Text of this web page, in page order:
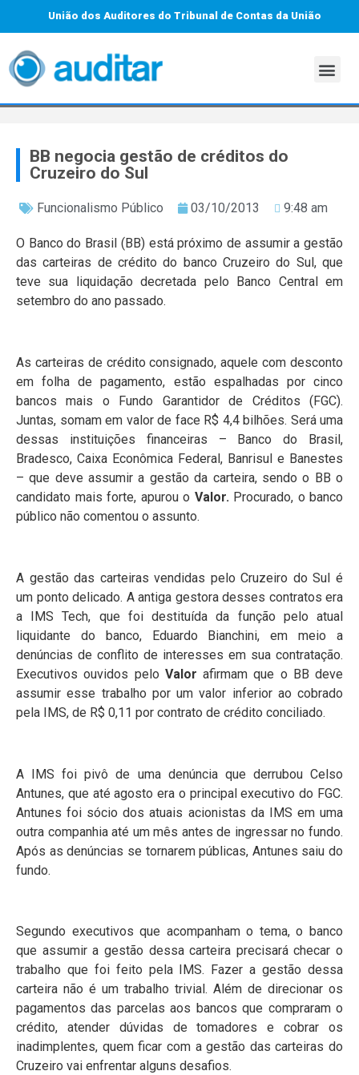
União dos Auditores do Tribunal de Contas da União
BB negocia gestão de créditos do
Cruzeiro do Sul
Funcionalismo Público 03/10/2013 9:48 am
O Banco do Brasil (BB) está próximo de assumir a gestão
das carteiras de crédito do banco Cruzeiro do Sul, que
teve sua liquidação decretada pelo Banco Central em
setembro do ano passado.
As carteiras de crédito consignado, aquele com desconto
em folha de pagamento, estão espalhadas por cinco
bancos mais o Fundo Garantidor de Créditos (FGC).
Juntas, somam em valor de face R$ 4,4 bilhões. Será uma
dessas instituições financeiras – Banco do Brasil,
Bradesco, Caixa Econômica Federal, Banrisul e Banestes
– que deve assumir a gestão da carteira, sendo o BB o
candidato mais forte, apurou o Valor. Procurado, o banco
público não comentou o assunto.
A gestão das carteiras vendidas pelo Cruzeiro do Sul é
um ponto delicado. A antiga gestora desses contratos era
a IMS Tech, que foi destituída da função pelo atual
liquidante do banco, Eduardo Bianchini, em meio a
denúncias de conflito de interesses em sua contratação.
Executivos ouvidos pelo Valor afirmam que o BB deve
assumir esse trabalho por um valor inferior ao cobrado
pela IMS, de R$ 0,11 por contrato de crédito conciliado.
A IMS foi pivô de uma denúncia que derrubou Celso
Antunes, que até agosto era o principal executivo do FGC.
Antunes foi sócio dos atuais acionistas da IMS em uma
outra companhia até um mês antes de ingressar no fundo.
Após as denúncias se tornarem públicas, Antunes saiu do
fundo.
Segundo executivos que acompanham o tema, o banco
que assumir a gestão dessa carteira precisará checar o
trabalho que foi feito pela IMS. Fazer a gestão dessa
carteira não é um trabalho trivial. Além de direcionar os
pagamentos das parcelas aos bancos que compraram o
crédito, atender dúvidas de tomadores e cobrar os
inadimplentes, quem ficar com a gestão das carteiras do
Cruzeiro vai enfrentar alguns desafios.